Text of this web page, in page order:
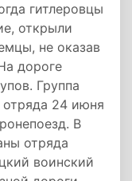
гитлеровцы
открыли
не оказав
дороге
Группа
отряда 24 июня
В
отряда
воинский